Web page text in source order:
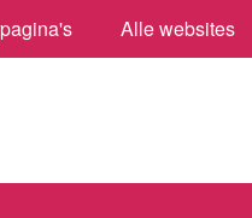
Alle websites